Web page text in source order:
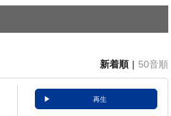
新着順 50音順
再生